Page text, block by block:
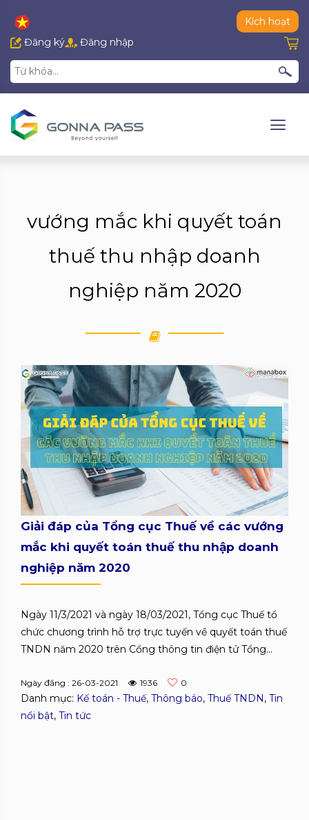
Kích hoạt
Đăng ký
Đăng nhập
vướng mắc khi quyết toán
thuế thu nhập doanh
nghiệp năm 2020
Giải đáp của Tổng cục Thuế về các vướng
mắc khi quyết toán thuế thu nhập doanh
nghiệp năm 2020
Ngày 11/3/2021 và ngày 18/03/2021, Tổng cục Thuế tổ
chức chương trình hỗ trợ trực tuyến về quyết toán thuế
TNDN năm 2020 trên Cổng thông tin điện tử Tổng...
Ngày đăng : 26-03-2021 1936 0
Danh mục: Kế toán - Thuế, Thông báo, Thuế TNDN, Tin
nổi bật, Tin tức